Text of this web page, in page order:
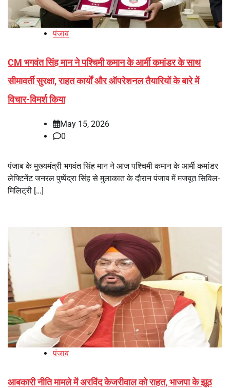
पंजाब
CM भगवंत सिंह मान ने पश्चिमी कमान के आर्मी कमांडर के साथ
सीमावर्ती सुरक्षा, राहत कार्यों और ऑपरेशनल तैयारियों के बारे में
विचार-विमर्श किया
May 15, 2026
0
पंजाब के मुख्यमंत्री भगवंत सिंह मान ने आज पश्चिमी कमान के आर्मी कमांडर
लेफ्टिनेंट जनरल पुष्पेंद्रा सिंह से मुलाकात के दौरान पंजाब में मजबूत सिविल-
मिलिट्री […]
पंजाब
आबकारी नीति मामले में अरविंद केजरीवाल को राहत, भाजपा के झूठ